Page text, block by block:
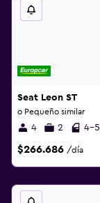
Seat Leon ST
o Pequeño similar
4 2 4-5
$266.686 /día